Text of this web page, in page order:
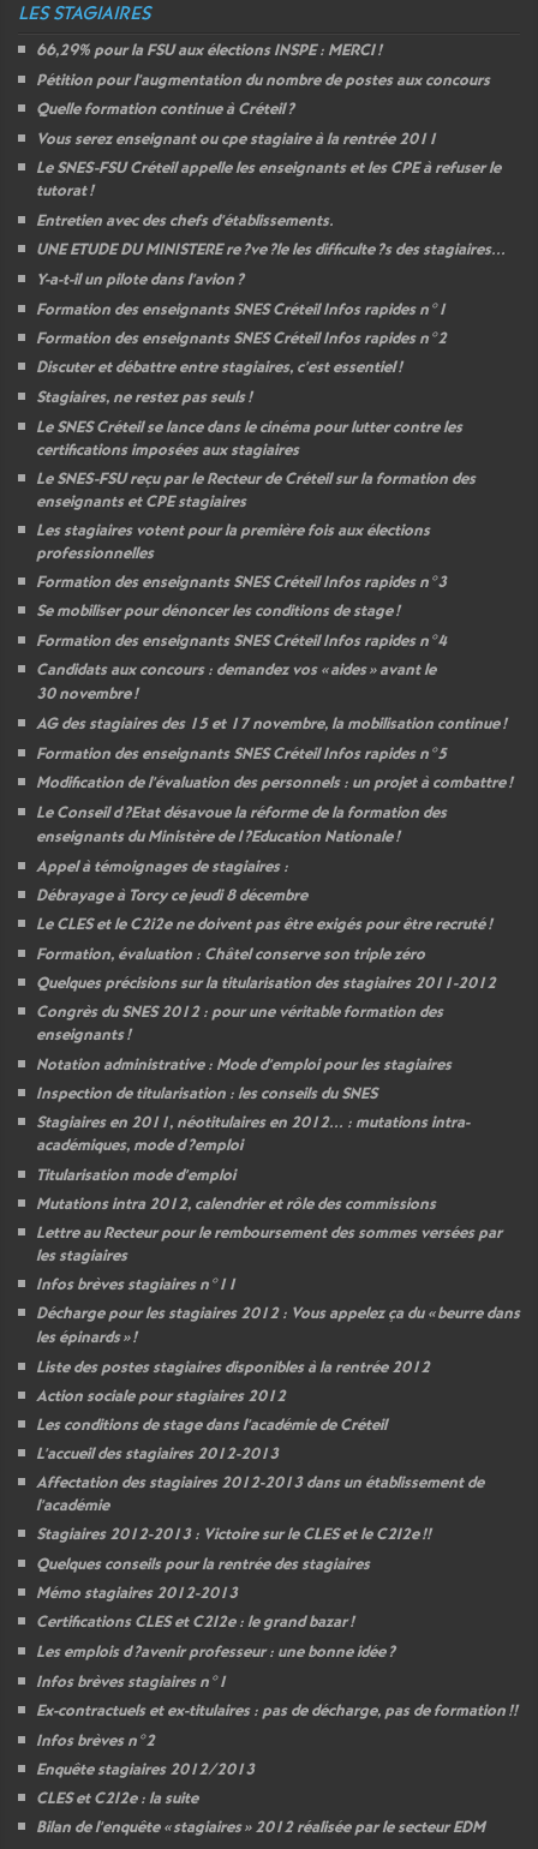
LES STAGIAIRES
66,29% pour la FSUaux électionsINSPE: MERCI!
Pétition pour l’augmentation du nombre de postes aux concours
Quelle formation continue à Créteil ?
Vous serez enseignant ou cpe stagiaire à la rentrée 2011
LeSNES-FSUCréteil appelle les enseignants et lesCPEà refuser le
tutorat!
Entretien avec des chefs d’établissements.
UNE ETUDE DU MINISTEREre ?ve ?le les difficulte ?s des stagiaires...
Y-a-t-il un pilote dans l’avion ?
Formation des enseignantsSNESCréteil Infos rapides n°1
Formation des enseignantsSNESCréteil Infos rapides n°2
Discuter et débattre entre stagiaires, c’est essentiel!
Stagiaires, ne restez pas seuls!
LeSNESCréteil se lance dans le cinéma pour lutter contre les
certifications imposées aux stagiaires
LeSNES-FSUreçu par le Recteur de Créteil sur la formation des
enseignants etCPEstagiaires
Les stagiaires votent pour la première fois aux élections
professionnelles
Formation des enseignantsSNESCréteil Infos rapides n°3
Se mobiliser pour dénoncer les conditions de stage!
Formation des enseignantsSNESCréteil Infos rapides n°4
Candidats aux concours : demandez vos «aides» avant le
30 novembre!
AGdes stagiaires des 15 et 17 novembre, la mobilisation continue!
Formation des enseignantsSNESCréteil Infos rapides n°5
Modification de l’évaluation des personnels : un projet à combattre!
Le Conseil d ?Etat désavoue la réforme de la formation des
enseignants du Ministère de l ?Education Nationale!
Appel à témoignages de stagiaires :
Débrayage à Torcy ce jeudi 8 décembre
LeCLESet le C2i2e ne doivent pas être exigés pour être recruté!
Formation, évaluation : Châtel conserve son triple zéro
Quelques précisions sur la titularisation des stagiaires 2011-2012
Congrès duSNES2012 : pour une véritable formation des
enseignants!
Notation administrative : Mode d’emploi pour les stagiaires
Inspection de titularisation : les conseils duSNES
Stagiaires en 2011, néotitulaires en 2012... : mutations intra-
académiques, mode d ?emploi
Titularisation mode d’emploi
Mutations intra 2012, calendrier et rôle des commissions
Lettre au Recteur pour le remboursement des sommes versées par
les stagiaires
Infos brèves stagiaires n°11
Décharge pour les stagiaires 2012 : Vous appelez ça du «beurre dans
les épinards»!
Liste des postes stagiaires disponibles à la rentrée 2012
Action sociale pour stagiaires 2012
Les conditions de stage dans l’académie de Créteil
L’accueil des stagiaires 2012-2013
Affectation des stagiaires 2012-2013 dans un établissement de
l’académie
Stagiaires 2012-2013 : Victoire sur leCLESet le C2I2e!!
Quelques conseils pour la rentrée des stagiaires
Mémo stagiaires 2012-2013
CertificationsCLESet C2I2e : le grand bazar!
Les emplois d ?avenir professeur : une bonne idée ?
Infos brèves stagiaires n°1
Ex-contractuels et ex-titulaires : pas de décharge, pas de formation!!
Infos brèves n°2
Enquête stagiaires 2012/2013
CLESet C2I2e : la suite
Bilan de l’enquête «stagiaires» 2012 réalisée par le secteurEDM